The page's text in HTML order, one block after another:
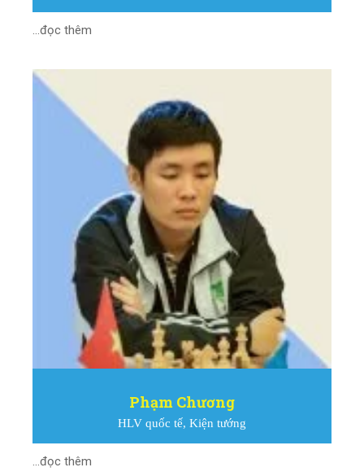
...đọc thêm
Phạm Chương
HLV quốc tế, Kiện tướng
...đọc thêm